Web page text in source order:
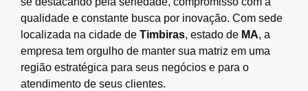
qualidade e constante busca por inovação. Com sede
localizada na cidade de Timbiras, estado de MA, a
empresa tem orgulho de manter sua matriz em uma
região estratégica para seus negócios e para o
atendimento de seus clientes.